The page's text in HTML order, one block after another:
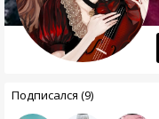
Подписался (9)